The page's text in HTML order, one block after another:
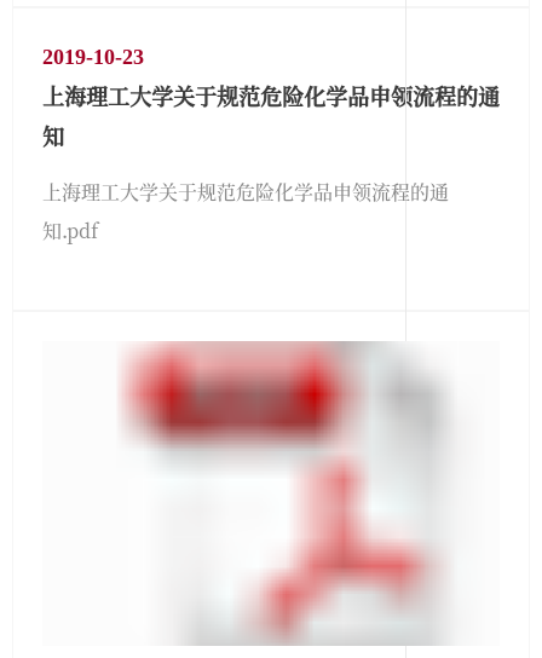
2019-10-23
上海理工大学关于规范危险化学品申领流程的通
知
上海理工大学关于规范危险化学品申领流程的通
知.pdf